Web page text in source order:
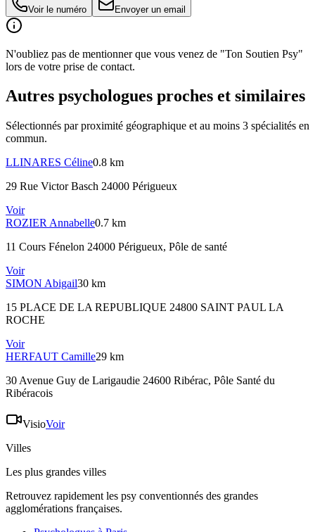
Voir le numéro Envoyer un email
N'oubliez pas de mentionner que vous venez de "Ton Soutien Psy"
lors de votre prise de contact.
Autres psychologues proches et similaires
Sélectionnés par proximité géographique et au moins 3 spécialités en
commun.
LLINARES Céline0.8 km
29 Rue Victor Basch 24000 Périgueux
Voir
ROZIER Annabelle0.7 km
11 Cours Fénelon 24000 Périgueux, Pôle de santé
Voir
SIMON Abigail30 km
15 PLACE DE LA REPUBLIQUE 24800 SAINT PAUL LA
ROCHE
Voir
HERFAUT Camille29 km
30 Avenue Guy de Larigaudie 24600 Ribérac, Pôle Santé du
Ribéracois
VisioVoir
Villes
Les plus grandes villes
Retrouvez rapidement les psy conventionnés des grandes
agglomérations françaises.